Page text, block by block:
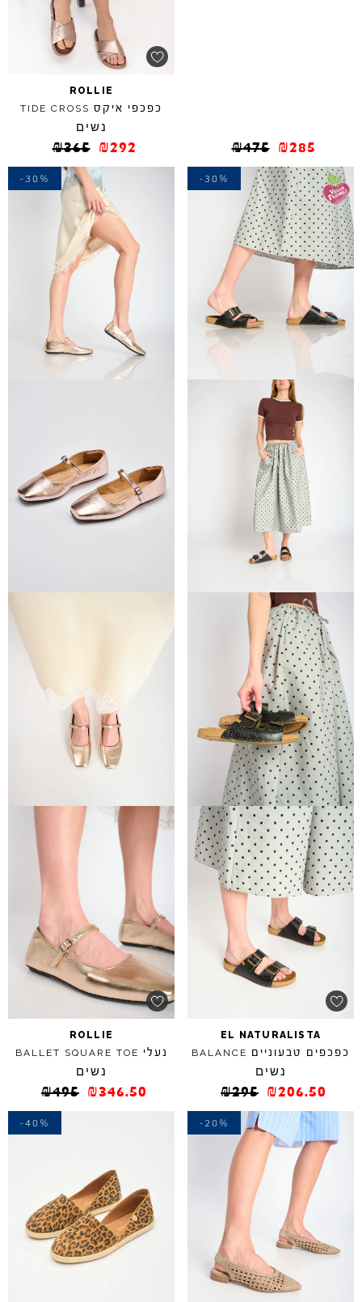
₪475 ₪285
ROLLIE
כפכפי איקס TIDE CROSS
נשים
₪365 ₪292
-30%
EL NATURALISTA
כפכפים טבעוניים BALANCE
נשים
₪295 ₪206.50
-30%
ROLLIE
נעלי BALLET SQUARE TOE
נשים
₪495 ₪346.50
-20%
-40%